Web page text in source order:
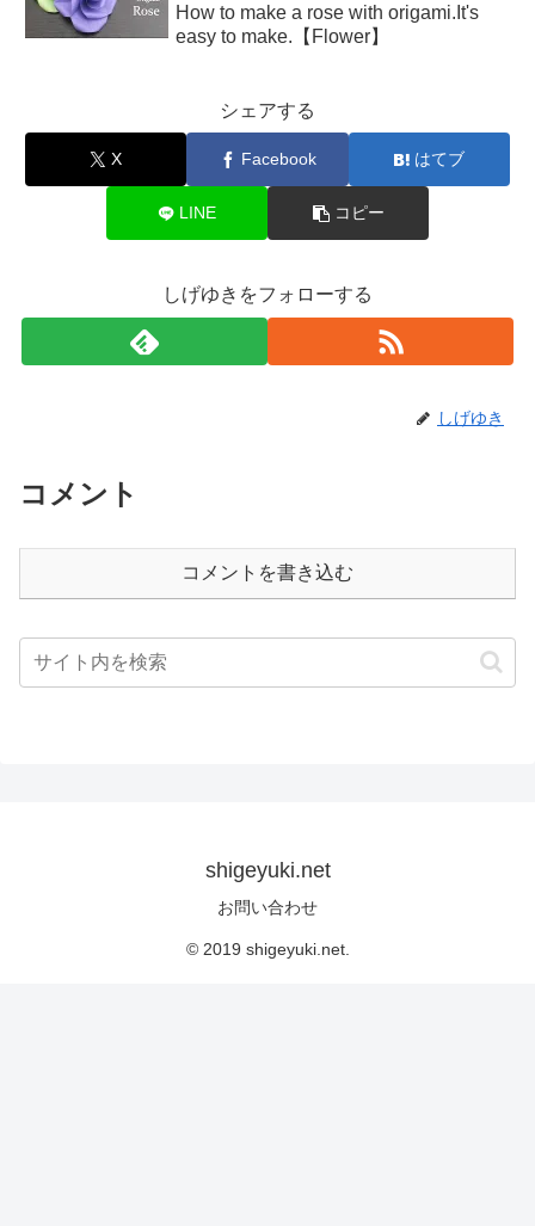
How to make a rose with origami.It's
easy to make.【Flower】
シェアする
X Facebook はてブ
LINE コピー
しげゆきをフォローする
しげゆき
コメント
コメントを書き込む
shigeyuki.net
お問い合わせ
© 2019 shigeyuki.net.